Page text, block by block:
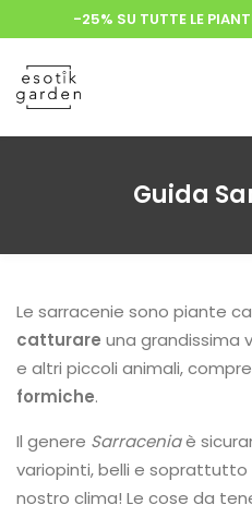
-25% SU TUTTE LE
Guida
Le sarracenie sono piante
catturare una grandissima
e altri piccoli animali,
formiche.
Il genere Sarraceniaè
variopinti, belli e soprattutto
nostro clima! Le cose da